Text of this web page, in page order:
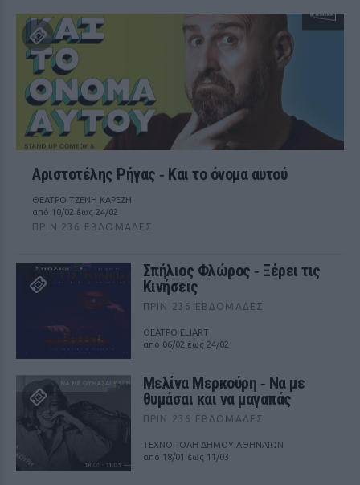
Αριστοτέλης Ρήγας ‑ Kαι το όνομα αυτού
ΘΕΑΤΡΟ ΤΖΕΝΗ ΚΑΡΕΖΗ
από 10/02 έως 24/02
ΠΡΙΝ 236 ΕΒΔΟΜΆΔΕΣ
Σπήλιος Φλώρος ‑ Ξέρει τις
Κινήσεις
ΠΡΙΝ 236 ΕΒΔΟΜΆΔΕΣ
ΘΕΑΤΡΟ ELIART
από 06/02 έως 24/02
Μελίνα Μερκούρη ‑ Να με
θυμάσαι και να μαγαπάς
ΠΡΙΝ 236 ΕΒΔΟΜΆΔΕΣ
ΤΕΧΝΟΠΟΛΗ ΔΗΜΟΥ ΑΘΗΝΑΙΩΝ
από 18/01 έως 11/03